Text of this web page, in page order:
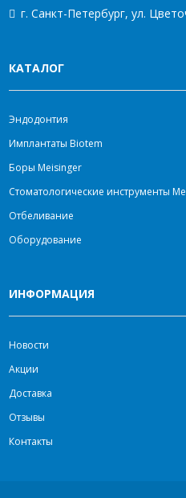
г. Санкт-Петербург, ул.
КАТАЛОГ
Эндодонтия
Имплантаты Biotem
Боры Meisinger
Стоматологические инструменты
Отбеливание
Оборудование
ИНФОРМАЦИЯ
Новости
Акции
Доставка
Отзывы
Контакты